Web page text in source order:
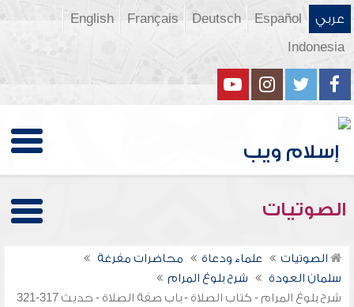
عربي Español
Deutsch
Français
English
Indonesia
الصوتيات
الصوتيات علماء ودعاة
محاضرات مفرغة
سلمان العودة
شرح بلوغ المرام
شرح بلوغ المرام - كتاب الصلاة - باب صفة الصلاة - حديث 317-321